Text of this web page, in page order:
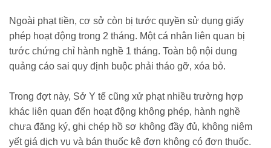
Ngoài phạt tiền, cơ sở còn bị tước quyền sử dụng giấy
phép hoạt động trong 2 tháng. Một cá nhân liên quan bị
tước chứng chỉ hành nghề 1 tháng. Toàn bộ nội dung
quảng cáo sai quy định buộc phải tháo gỡ, xóa bỏ.
Trong đợt này, Sở Y tế cũng xử phạt nhiều trường hợp
khác liên quan đến hoạt động không phép, hành nghề
chưa đăng ký, ghi chép hồ sơ không đầy đủ, không niêm
yết giá dịch vụ và bán thuốc kê đơn không có đơn thuốc.